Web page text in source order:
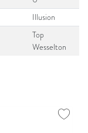
Illusion
Top
Wesselton